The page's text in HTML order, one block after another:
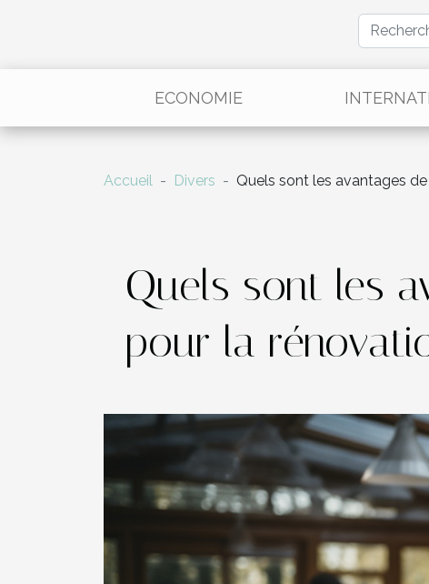
ECONOMIE
Accueil Divers Quels sont les avantages
Quels sont les
pour la